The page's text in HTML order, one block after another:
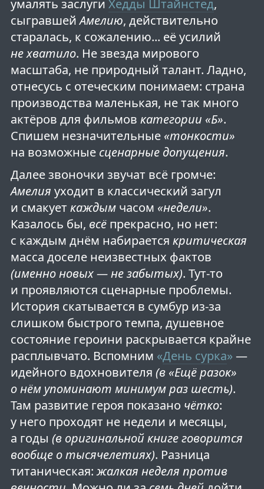
умалять заслуги Хедды Штайнстед,
сыгравшейАмелию, действительно
старалась, к сожалению... её усилий
не хватило. Не звезда мирового
масштаба, не природный талант. Ладно,
отнесусь с отеческим понимаем: страна
производства маленькая, не так много
актёров для фильмов категории «Б».
Спишем незначительные «тонкости»
на возможные сценарные допущения.
Далее звоночки звучат всё громче:
Амелия уходит в классический загул
и смакует каждымчасом «недели».
Казалось бы, всёпрекрасно, но нет:
с каждым днём набирается критическая
масса доселе неизвестных фактов
(именно новых — не забытых). Тут-то
и проявляются сценарные проблемы.
История скатывается в сумбур из-за
слишком быстрого темпа, душевное
состояние героини раскрывается крайне
расплывчато. Вспомним «День сурка» —
идейного вдохновителя (в «Ещё разок»
о нём упоминают минимум раз шесть).
Там развитие героя показано чётко:
у него проходят не недели и месяцы,
а годы (в оригинальной книге говорится
вообще о тысячелетиях). Разница
титаническая:жалкая неделя против